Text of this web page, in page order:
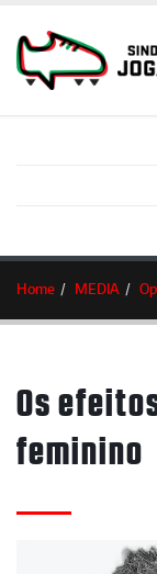
Home MEDIA
Os
feminino